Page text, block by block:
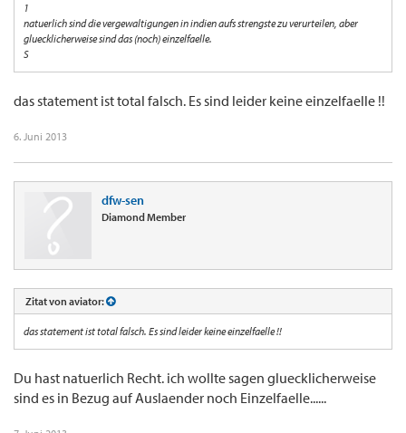
1
natuerlich sind die vergewaltigungen in indien aufs strengste zu verurteilen, aber
gluecklicherweise sind das (noch) einzelfaelle.
S
das statement ist total falsch. Es sind leider keine einzelfaelle !!
6. Juni 2013
dfw-sen
Diamond Member
Zitat von aviator:
das statement ist total falsch. Es sind leider keine einzelfaelle !!
Du hast natuerlich Recht. ich wollte sagen gluecklicherweise
sind es in Bezug auf Auslaender noch Einzelfaelle......